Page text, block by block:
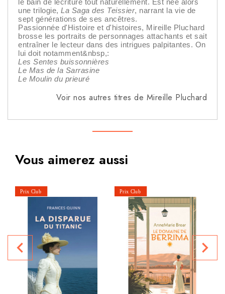
le bain de lécriture tout naturellement. Est née alors
une trilogie, La Saga des Teissier, narrant la vie de
sept générations de ses ancêtres.
Passionnée d'Histoire et d'histoires, Mireille Pluchard
brosse les portraits de personnages attachants et sait
entraîner le lecteur dans des intrigues palpitantes. On
lui doit notamment&nbsp,:
Les Sentes buissonnières
Le Mas de la Sarrasine
Le Moulin du prieuré
Voir nos autres titres de Mireille Pluchard
Vous aimerez aussi
navigate_before navigate_next